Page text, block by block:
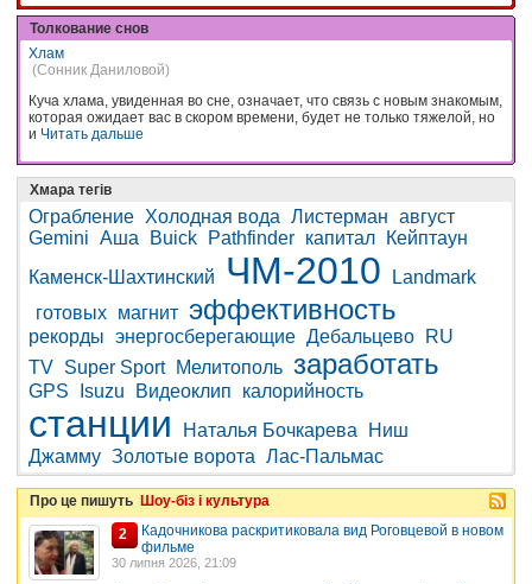
Толкование снов
Хлам
(Сонник Даниловой)
Куча хлама, увиденная во сне, означает, что связь с новым знакомым,
которая ожидает вас в скором времени, будет не только тяжелой, но
и Читать дальше
Хмара тегів
Ограбление Холодная вода Листерман август
Gemini Аша Buick Pathfinder капитал
Кейптаун
Каменск-Шахтинский
ЧМ-2010
Landmark
готовых магнит эффективность
рекорды энергосберегающие Дебальцево
RU
TV Super Sport Мелитополь заработать
GPS Isuzu Видеоклип калорийность
станции Наталья Бочкарева
Ниш
Джамму Золотые ворота Лас-Пальмас
Про це пишуть Шоу-біз і культура
2
Кадочникова раскритиковала вид Роговцевой в новом
фильме
30 липня 2026, 21:09